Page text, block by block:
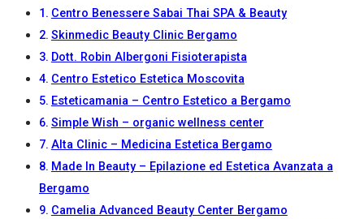
Centro Benessere Sabai Thai SPA & Beauty
Skinmedic Beauty Clinic Bergamo
Dott. Robin Albergoni Fisioterapista
Centro Estetico Estetica Moscovita
Esteticamania – Centro Estetico a Bergamo
Simple Wish – organic wellness center
Alta Clinic – Medicina Estetica Bergamo
Made In Beauty – Epilazione ed Estetica Avanzata a
Bergamo
Camelia Advanced Beauty Center Bergamo